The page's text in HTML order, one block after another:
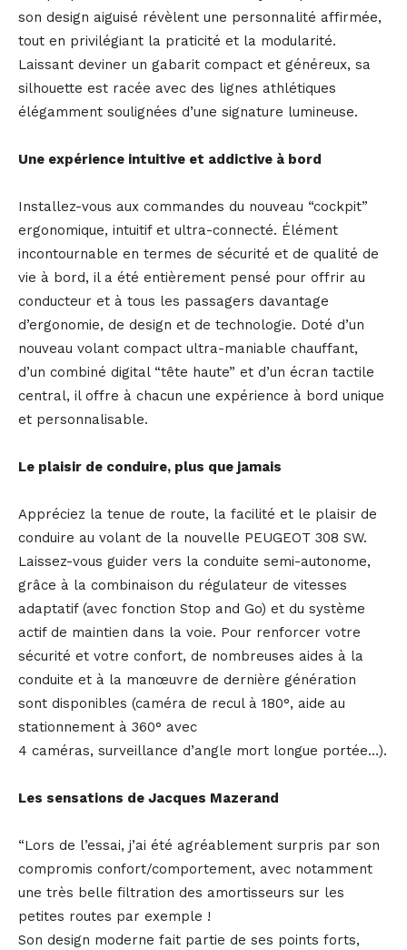
son design aiguisé révèlent une personnalité affirmée,
tout en privilégiant la praticité et la modularité.
Laissant deviner un gabarit compact et généreux, sa
silhouette est racée avec des lignes athlétiques
élégamment soulignées d’une signature lumineuse.
Une expérience intuitive et addictive à bord
Installez-vous aux commandes du nouveau “cockpit”
ergonomique, intuitif et ultra-connecté. Élément
incontournable en termes de sécurité et de qualité de
vie à bord, il a été entièrement pensé pour offrir au
conducteur et à tous les passagers davantage
d’ergonomie, de design et de technologie. Doté d’un
nouveau volant compact ultra-maniable chauffant,
d’un combiné digital “tête haute” et d’un écran tactile
central, il offre à chacun une expérience à bord unique
et personnalisable.
Le plaisir de conduire, plus que jamais
Appréciez la tenue de route, la facilité et le plaisir de
conduire au volant de la nouvelle PEUGEOT 308 SW.
Laissez-vous guider vers la conduite semi-autonome,
grâce à la combinaison du régulateur de vitesses
adaptatif (avec fonction Stop and Go) et du système
actif de maintien dans la voie. Pour renforcer votre
sécurité et votre confort, de nombreuses aides à la
conduite et à la manœuvre de dernière génération
sont disponibles (caméra de recul à 180°, aide au
stationnement à 360° avec
4 caméras, surveillance d’angle mort longue portée…).
Les sensations de Jacques Mazerand
“Lors de l’essai, j’ai été agréablement surpris par son
compromis confort/comportement, avec notamment
une très belle filtration des amortisseurs sur les
petites routes par exemple !
Son design moderne fait partie de ses points forts,